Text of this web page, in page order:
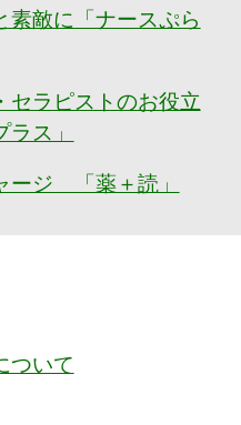
素敵に「ナースぷら
セラピストのお役立
ス」
ージ 「薬＋読」
ついて